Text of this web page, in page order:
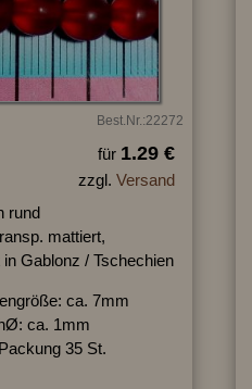
Best.Nr.:22272
für 1.29 €
zzgl. Versand
rund
mattiert,
in Gablonz / Tschechien
ca. 7mm
ca. 1mm
35 St.